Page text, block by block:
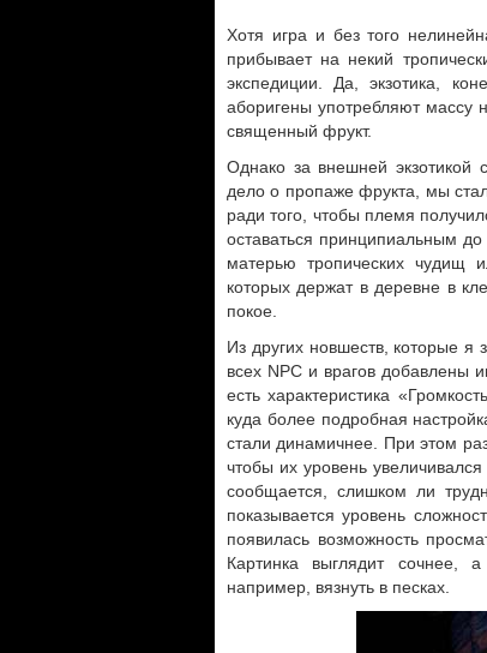
Хотя игра и без того
прибывает на некий
экспедиции. Да, экзотика,
аборигены употребляют массу
священный фрукт.
Однако за внешней экзотикой
дело о пропаже фрукта, мы
ради того, чтобы племя
оставаться принципиальным
матерью тропических чудищ
которых держат в деревне в
покое.
Из других новшеств, которые я
всех NPC и врагов добавлены
есть характеристика
куда более подробная
стали динамичнее. При этом
чтобы их уровень
сообщается, слишком ли
показывается уровень
появилась возможность
Картинка выглядит сочнее,
например, вязнуть в песках.